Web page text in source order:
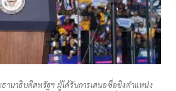
านาธิบดีสหรัฐฯ ผู้ได้รับการเสนอชื่อชิงตำแหน่ง